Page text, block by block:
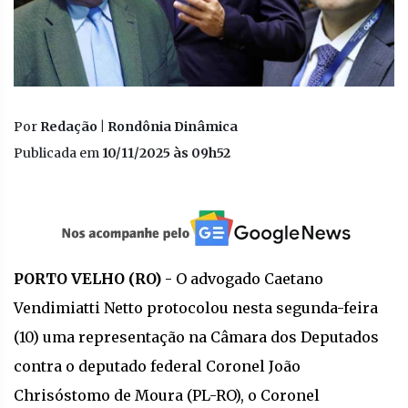
Por Redação | Rondônia Dinâmica
Publicada em 10/11/2025 às 09h52
PORTO VELHO (RO) - O advogado Caetano
Vendimiatti Netto protocolou nesta segunda-feira
(10) uma representação na Câmara dos Deputados
contra o deputado federal Coronel João
Chrisóstomo de Moura (PL-RO), o Coronel